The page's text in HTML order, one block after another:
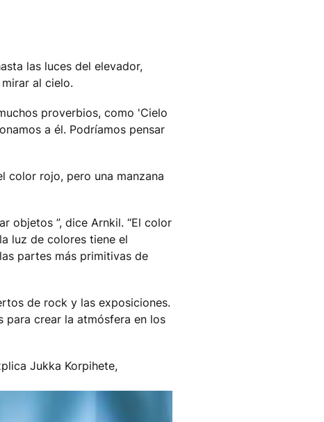
las luces del elevador,
al cielo.
proverbios, como 'Cielo
a él. Podríamos pensar
color rojo, pero una manzana
objetos ”, dice Arnkil. “El color
luz de colores tiene el
partes más primitivas de
de rock y las exposiciones.
para crear la atmósfera en los
Jukka Korpihete,